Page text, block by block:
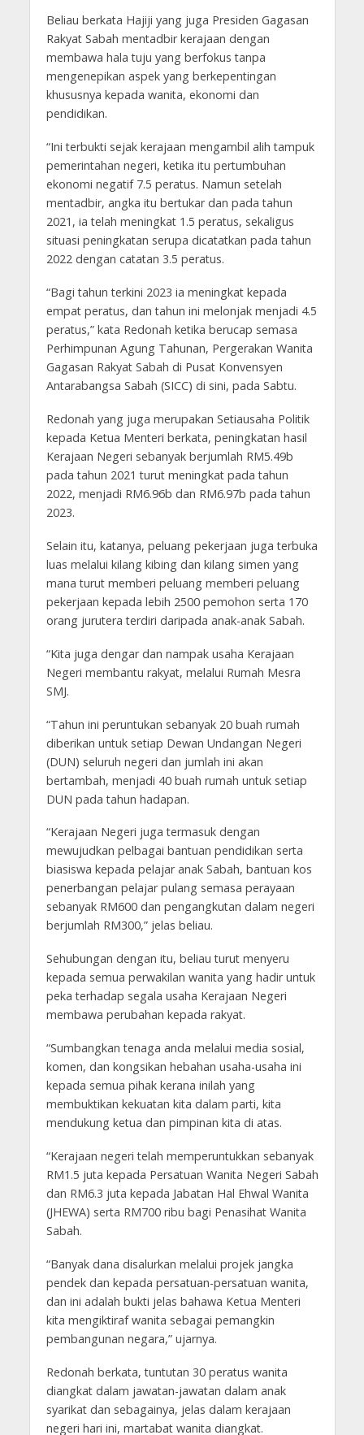
Beliau berkata Hajiji yang juga Presiden Gagasan
Rakyat Sabah mentadbir kerajaan dengan
membawa hala tuju yang berfokus tanpa
mengenepikan aspek yang berkepentingan
khususnya kepada wanita, ekonomi dan
pendidikan.
“Ini terbukti sejak kerajaan mengambil alih tampuk
pemerintahan negeri, ketika itu pertumbuhan
ekonomi negatif 7.5 peratus. Namun setelah
mentadbir, angka itu bertukar dan pada tahun
2021, ia telah meningkat 1.5 peratus, sekaligus
situasi peningkatan serupa dicatatkan pada tahun
2022 dengan catatan 3.5 peratus.
“Bagi tahun terkini 2023 ia meningkat kepada
empat peratus, dan tahun ini melonjak menjadi 4.5
peratus,” kata Redonah ketika berucap semasa
Perhimpunan Agung Tahunan, Pergerakan Wanita
Gagasan Rakyat Sabah di Pusat Konvensyen
Antarabangsa Sabah (SICC) di sini, pada Sabtu.
Redonah yang juga merupakan Setiausaha Politik
kepada Ketua Menteri berkata, peningkatan hasil
Kerajaan Negeri sebanyak berjumlah RM5.49b
pada tahun 2021 turut meningkat pada tahun
2022, menjadi RM6.96b dan RM6.97b pada tahun
2023.
Selain itu, katanya, peluang pekerjaan juga terbuka
luas melalui kilang kibing dan kilang simen yang
mana turut memberi peluang memberi peluang
pekerjaan kepada lebih 2500 pemohon serta 170
orang jurutera terdiri daripada anak-anak Sabah.
“Kita juga dengar dan nampak usaha Kerajaan
Negeri membantu rakyat, melalui Rumah Mesra
SMJ.
“Tahun ini peruntukan sebanyak 20 buah rumah
diberikan untuk setiap Dewan Undangan Negeri
(DUN) seluruh negeri dan jumlah ini akan
bertambah, menjadi 40 buah rumah untuk setiap
DUN pada tahun hadapan.
“Kerajaan Negeri juga termasuk dengan
mewujudkan pelbagai bantuan pendidikan serta
biasiswa kepada pelajar anak Sabah, bantuan kos
penerbangan pelajar pulang semasa perayaan
sebanyak RM600 dan pengangkutan dalam negeri
berjumlah RM300,” jelas beliau.
Sehubungan dengan itu, beliau turut menyeru
kepada semua perwakilan wanita yang hadir untuk
peka terhadap segala usaha Kerajaan Negeri
membawa perubahan kepada rakyat.
“Sumbangkan tenaga anda melalui media sosial,
komen, dan kongsikan hebahan usaha-usaha ini
kepada semua pihak kerana inilah yang
membuktikan kekuatan kita dalam parti, kita
mendukung ketua dan pimpinan kita di atas.
“Kerajaan negeri telah memperuntukkan sebanyak
RM1.5 juta kepada Persatuan Wanita Negeri Sabah
dan RM6.3 juta kepada Jabatan Hal Ehwal Wanita
(JHEWA) serta RM700 ribu bagi Penasihat Wanita
Sabah.
“Banyak dana disalurkan melalui projek jangka
pendek dan kepada persatuan-persatuan wanita,
dan ini adalah bukti jelas bahawa Ketua Menteri
kita mengiktiraf wanita sebagai pemangkin
pembangunan negara,” ujarnya.
Redonah berkata, tuntutan 30 peratus wanita
diangkat dalam jawatan-jawatan dalam anak
syarikat dan sebagainya, jelas dalam kerajaan
negeri hari ini, martabat wanita diangkat.